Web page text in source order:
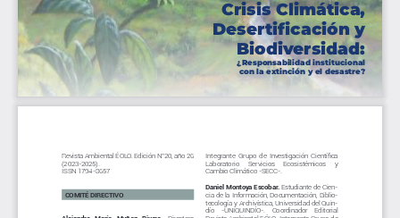
Crisis Climática,
Desertificación y
Biodiversidad:
¿Responsabilidad institucional
con la extinción y el desastre?
Revista Ambiental ÉOLO. Edición N°20, año 26
(2023-2025).
ISSN 1794-8657
  COMITÉ DIRECTIVO
Integrante  Grupo  de  Investigación  Científica
Laboratorio   Servicios   Ecosistémicos   y
Cambio Climático -SECC-.
Daniel Montoya Escobar. Estudiante de Cien-
cia de la Información, Documentación, Biblio-
tecología y Archivística, Universidad del Quin-
dío    -UNIQUINDÍO-.    Coordinador    Editorial